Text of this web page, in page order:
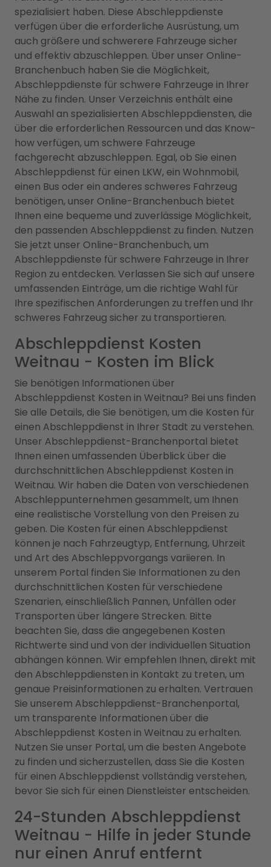
spezialisiert haben. Diese Abschleppdienste
verfügen über die erforderliche Ausrüstung, um
auch größere und schwerere Fahrzeuge sicher
und effektiv abzuschleppen. Über unser Online-
Branchenbuch haben Sie die Möglichkeit,
Abschleppdienste für schwere Fahrzeuge in Ihrer
Nähe zu finden. Unser Verzeichnis enthält eine
Auswahl an spezialisierten Abschleppdiensten, die
über die erforderlichen Ressourcen und das Know-
how verfügen, um schwere Fahrzeuge
fachgerecht abzuschleppen. Egal, ob Sie einen
Abschleppdienst für einen LKW, ein Wohnmobil,
einen Bus oder ein anderes schweres Fahrzeug
benötigen, unser Online-Branchenbuch bietet
Ihnen eine bequeme und zuverlässige Möglichkeit,
den passenden Abschleppdienst zu finden. Nutzen
Sie jetzt unser Online-Branchenbuch, um
Abschleppdienste für schwere Fahrzeuge in Ihrer
Region zu entdecken. Verlassen Sie sich auf unsere
umfassenden Einträge, um die richtige Wahl für
Ihre spezifischen Anforderungen zu treffen und Ihr
schweres Fahrzeug sicher zu transportieren.
Abschleppdienst Kosten
Weitnau - Kosten im Blick
Sie benötigen Informationen über
Abschleppdienst Kosten in Weitnau? Bei uns finden
Sie alle Details, die Sie benötigen, um die Kosten für
einen Abschleppdienst in Ihrer Stadt zu verstehen.
Unser Abschleppdienst-Branchenportal bietet
Ihnen einen umfassenden Überblick über die
durchschnittlichen Abschleppdienst Kosten in
Weitnau. Wir haben die Daten von verschiedenen
Abschleppunternehmen gesammelt, um Ihnen
eine realistische Vorstellung von den Preisen zu
geben. Die Kosten für einen Abschleppdienst
können je nach Fahrzeugtyp, Entfernung, Uhrzeit
und Art des Abschleppvorgangs variieren. In
unserem Portal finden Sie Informationen zu den
durchschnittlichen Kosten für verschiedene
Szenarien, einschließlich Pannen, Unfällen oder
Transporten über längere Strecken. Bitte
beachten Sie, dass die angegebenen Kosten
Richtwerte sind und von der individuellen Situation
abhängen können. Wir empfehlen Ihnen, direkt mit
den Abschleppdiensten in Kontakt zu treten, um
genaue Preisinformationen zu erhalten. Vertrauen
Sie unserem Abschleppdienst-Branchenportal,
um transparente Informationen über die
Abschleppdienst Kosten in Weitnau zu erhalten.
Nutzen Sie unser Portal, um die besten Angebote
zu finden und sicherzustellen, dass Sie die Kosten
für einen Abschleppdienst vollständig verstehen,
bevor Sie sich für einen Dienstleister entscheiden.
24-Stunden Abschleppdienst
Weitnau - Hilfe in jeder Stunde
nur einen Anruf entfernt